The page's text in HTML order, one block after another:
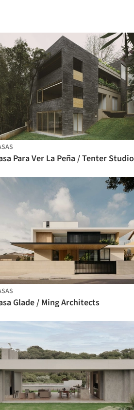
Para Ver La Peña / Tenter Studio
Glade / Ming Architects